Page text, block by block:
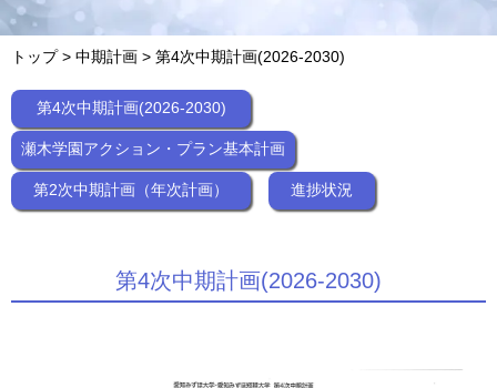
トップ> 中期計画 > 第4次中期計画(2026-2030)
第4次中期計画(2026-2030)
瀬木学園アクション・プラン基本計画
第2次中期計画（年次計画） 進捗状況
第4次中期計画(2026-2030)